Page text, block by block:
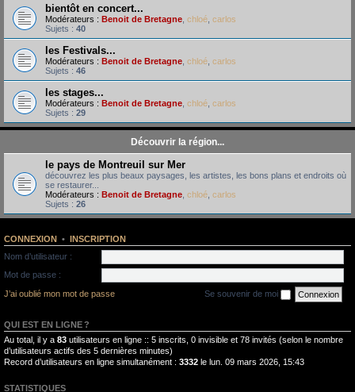
bientôt en concert...
Modérateurs : Benoit de Bretagne chloé carlos
Sujets : 40
les Festivals...
Modérateurs : Benoit de Bretagne chloé carlos
Sujets : 46
les stages...
Modérateurs : Benoit de Bretagne chloé carlos
Sujets : 29
Découvrir la région...
le pays de Montreuil sur Mer
découvrez les plus beaux paysages, les artistes, les bons plans et endroits où
se restaurer...
Modérateurs : Benoit de Bretagne chloé carlos
Sujets : 26
CONNEXION • INSCRIPTION
Nom d’utilisateur :
Mot de passe :
J’ai oublié mon mot de passe
Se souvenir de moi
QUI EST EN LIGNE ?
Au total, il y a 83 utilisateurs en ligne :: 5 inscrits, 0 invisible et 78 invités (selon le nombre
d’utilisateurs actifs des 5 dernières minutes)
Record d’utilisateurs en ligne simultanément : 3332 le lun. 09 mars 2026, 15:43
STATISTIQUES